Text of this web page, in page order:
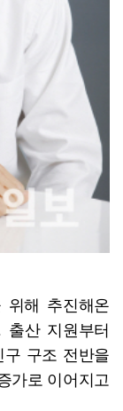
위해 추진해온
출산 지원부터
구조 전반을
가로 이어지고